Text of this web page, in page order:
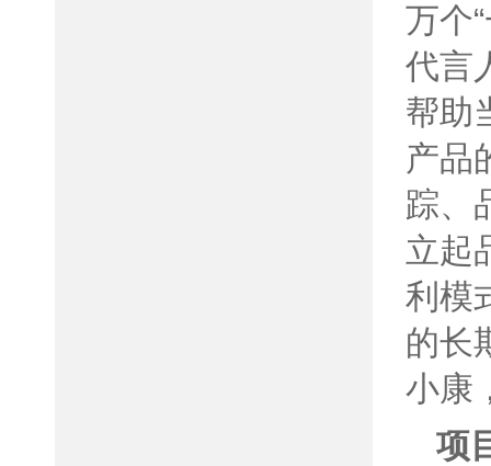
万个
代言
帮助
产品
踪、
立起
利模
的长
小康
项